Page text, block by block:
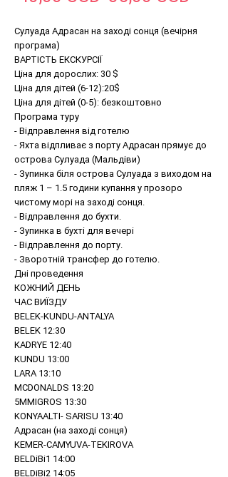
Сулуада Адрасан на заході сонця (вечірня
програма)
ВАРТІСТЬ ЕКСКУРСІЇ
Ціна для дорослих: 30 $
Ціна для дітей (6-12):20$
Ціна для дітей (0-5): безкоштовно
Програма туру
- Відправлення від готелю
- Яхта відпливає з порту Адрасан прямує до
острова Сулуада (Мальдіви)
- Зупинка біля острова Сулуада з виходом на
пляж 1 – 1.5 години купання у прозоро
чистому морі на заході сонця.
- Відправлення до бухти.
- Зупинка в бухті для вечері
- Відправлення до порту.
- Зворотній трансфер до готелю.
Дні проведення
КОЖНИЙ ДЕНЬ
ЧАС ВИЇЗДУ
BELEK-KUNDU-ANTALYA
BELEK 12:30
KADRYE 12:40
KUNDU 13:00
LARA 13:10
MCDONALDS 13:20
5MMIGROS 13:30
KONYAALTI- SARISU 13:40
Адрасан (на заході сонця)
KEMER-CAMYUVA-TEKIROVA
BELDiBi1 14:00
BELDiBi2 14:05